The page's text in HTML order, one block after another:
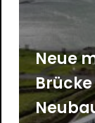
Neue